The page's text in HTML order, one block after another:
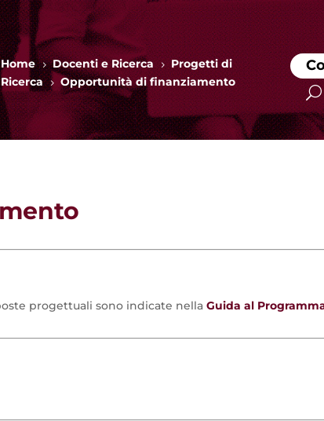
Home 5 Docenti e Ricerca 5 Progetti di
Ricerca 5 Opportunità di finanziamento
progettuali sono indicate nellaGuida al